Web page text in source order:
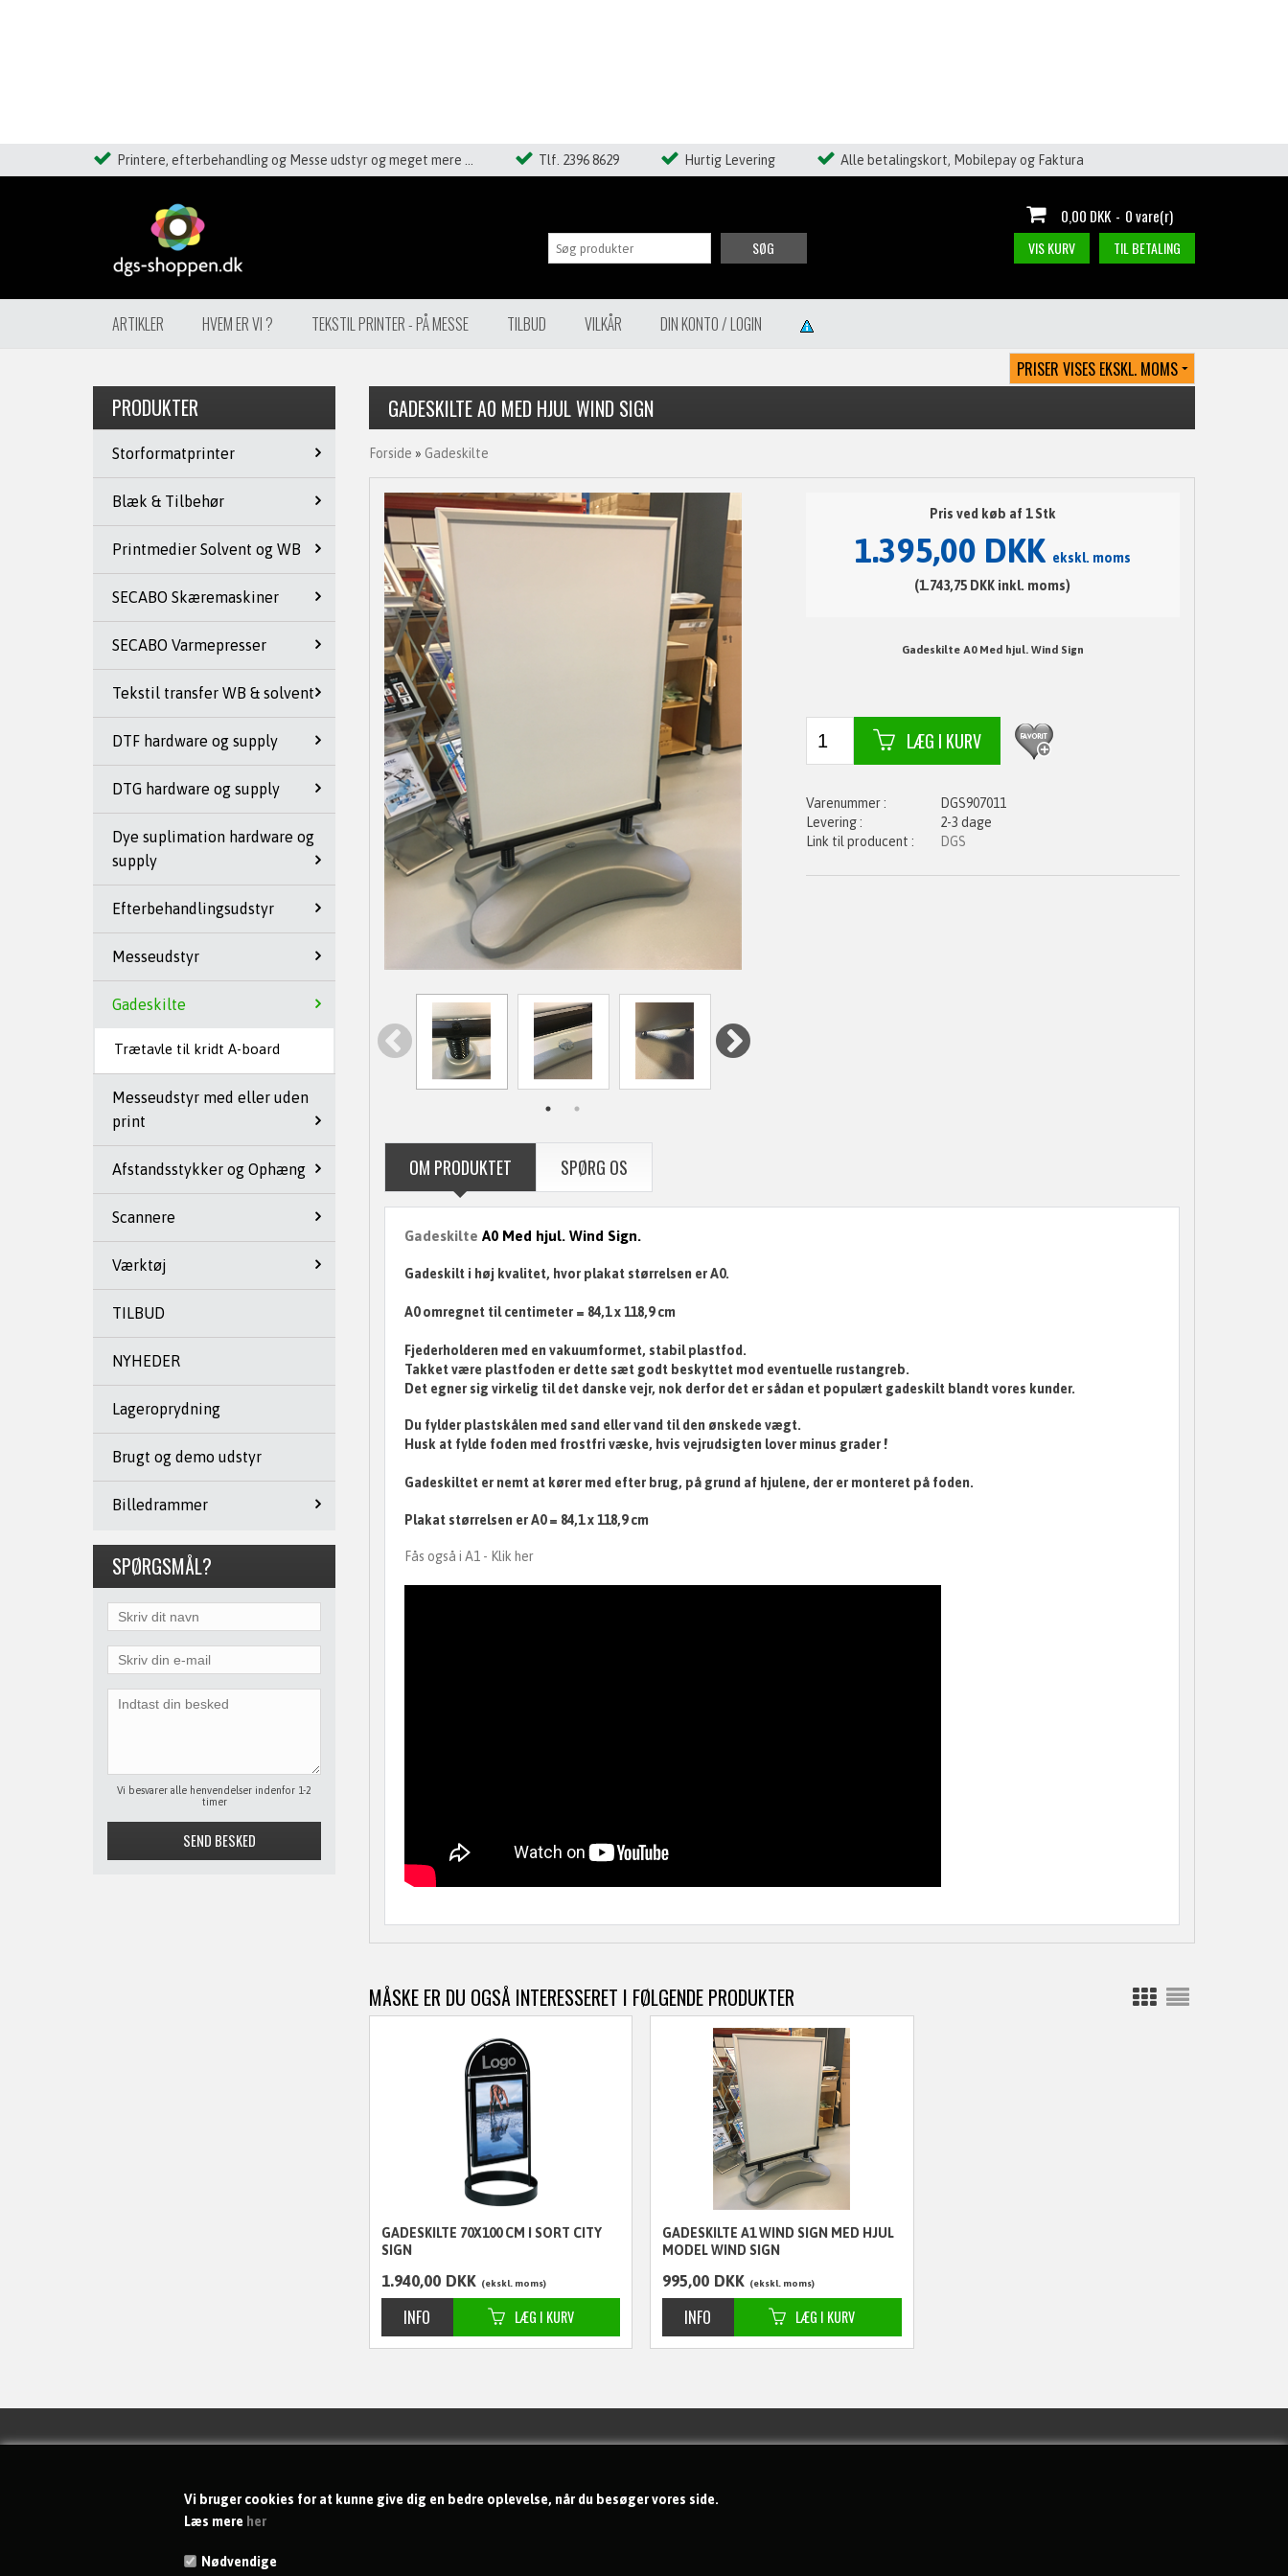
Vi bruger cookies for at kunne give dig en bedre oplevelse, når du besøger vores side.
Læs mere her
Nødvendige
Printere, efterbehandling og Messe udstyr og meget mere ... Tlf. 2396 8629 Hurtig Levering Alle betalingskort, Mobilepay og Faktura
0,00 DKK - 0 vare(r)
VIS KURV TIL BETALING
ARTIKLER HVEM ER VI ? TEKSTIL PRINTER - PÅ MESSE TILBUD VILKÅR DIN KONTO / LOGIN
SØG
PRODUKTER
Storformatprinter
Blæk & Tilbehør
Printmedier Solvent og WB
SECABO Skæremaskiner
SECABO Varmepresser
Tekstil transfer WB & solvent
DTF hardware og supply
DTG hardware og supply
Dye suplimation hardware og
supply
Efterbehandlingsudstyr
Messeudstyr
Gadeskilte
Trætavle til kridt A-board
Messeudstyr med eller uden
print
Afstandsstykker og Ophæng
Scannere
Værktøj
TILBUD
NYHEDER
Lageroprydning
Brugt og demo udstyr
Billedrammer
SPØRGSMÅL?
Vi besvarer alle henvendelser indenfor 1-2
timer
GADESKILTE A0 MED HJUL WIND SIGN
Forside » Gadeskilte
Pris ved køb af 1 Stk
1.395,00 DKK ekskl. moms
(1.743,75 DKK inkl. moms)
Gadeskilte A0 Med hjul. Wind Sign
DGS907011
2-3 dage
DGS
OM PRODUKTET SPØRG OS
Gadeskilte A0 Med hjul. Wind Sign.
Gadeskilt i høj kvalitet, hvor plakat størrelsen er A0.
A0 omregnet til centimeter = 84,1 x 118,9 cm
Fjederholderen med en vakuumformet, stabil plastfod.
Takket være plastfoden er dette sæt godt beskyttet mod eventuelle rustangreb.
Det egner sig virkelig til det danske vejr, nok derfor det er sådan et populært gadeskilt blandt vores kunder.
Du fylder plastskålen med sand eller vand til den ønskede vægt.
Husk at fylde foden med frostfri væske, hvis vejrudsigten lover minus grader !
Gadeskiltet er nemt at kører med efter brug, på grund af hjulene, der er monteret på foden.
Plakat størrelsen er A0 = 84,1 x 118,9 cm
Fås også i A1 - Klik her
MÅSKE ER DU OGSÅ INTERESSERET I FØLGENDE PRODUKTER
GADESKILTE 70X100 CM I SORT CITY
SIGN
1.940,00 DKK ekskl. moms
GADESKILTE A1 WIND SIGN MED HJUL
MODEL WIND SIGN
995,00 DKK ekskl. moms
dgs-shoppen ApS
DK-2765 Smørum